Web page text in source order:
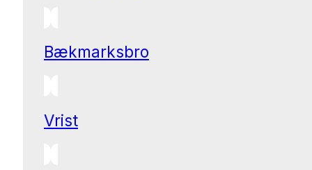
Bækmarksbro
Vrist